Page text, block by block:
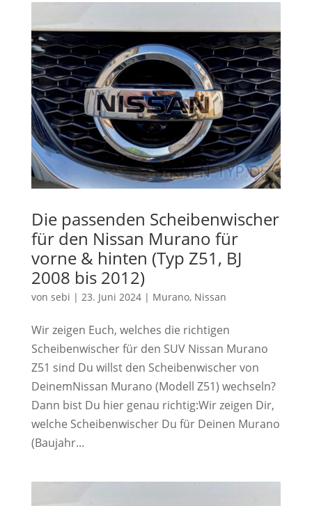
Die passenden Scheibenwischer
für den Nissan Murano für
vorne & hinten (Typ Z51, BJ
2008 bis 2012)
von sebi | 23. Juni 2024| Murano, Nissan
Wir zeigen Euch, welches die richtigen
Scheibenwischer für den SUV Nissan Murano
Z51 sind Du willst den Scheibenwischer von
DeinemNissan Murano (Modell Z51) wechseln?
Dann bist Du hier genau richtig:Wir zeigen Dir,
welche Scheibenwischer Du für Deinen Murano
(Baujahr...